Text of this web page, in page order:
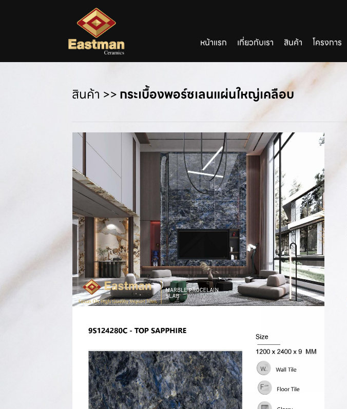
หน้าแรก เกี่ยวกับเรา สินค้า โครงการ
สินค้า >>กระเบื้องพอร์ซเลนแผ่นใหญ่เคลือบ